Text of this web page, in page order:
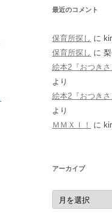
最近のコメント
保育所探し に
保育所探し に
絵本2『おつきさ
より
絵本2『おつきさ
より
ＭＭＸＩ！
に
アーカイブ
ア
ー
カ